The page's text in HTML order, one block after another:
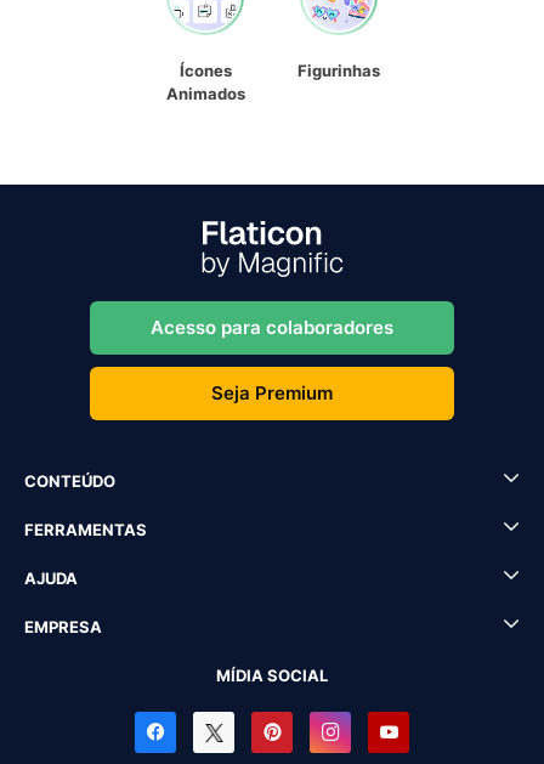
Ícones
Animados
Figurinhas
Acesso para colaboradores
Seja Premium
CONTEÚDO
FERRAMENTAS
AJUDA
EMPRESA
MÍDIA SOCIAL